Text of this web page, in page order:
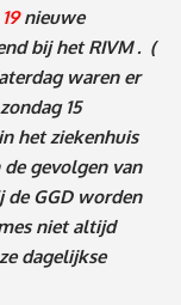
nieuwe
bij het RIVM . (
waren er
15
het ziekenhuis
gevolgen van
de GGD worden
niet altijd
dagelijkse